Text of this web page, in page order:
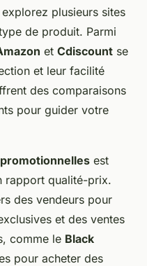
plusieurs sites
de produit. Parmi
et Cdiscount se
et leur facilité
des comparaisons
pour guider votre
est
rapport qualité-prix.
des vendeurs pour
et des ventes
comme le Black
pour acheter des